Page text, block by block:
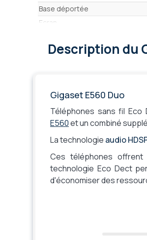
Base déportée
Ecran
Répondeur
Journal d'appels
Liste de rappel (BIS)
Présentation du nom et du
Prise casque
PTI (alerte en cas de chute)
Description du
Gigaset E560 Duo
Téléphones sans fil Eco
E560et un combiné
La technologie audio
Ces téléphones offrent
technologie Eco Dect
d'économiser des